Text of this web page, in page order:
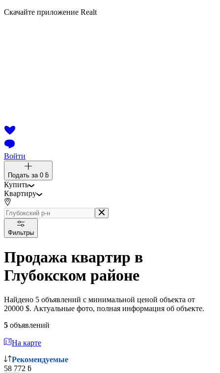
Скачайте приложение Realt
Войти
Подать за 0 ƃ
Купить
Квартиру
Фильтры
Продажа квартир в
Глубокском районе
Найдено 5 объявлений с минимальной ценой объекта от
20000 $. Актуальные фото, полная информация об объекте.
5 объявлений
На карте
Рекомендуемые
58 772 ƃ